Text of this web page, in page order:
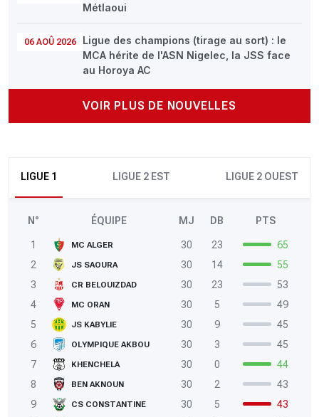
Métlaoui
06 AOÛ 2026
Ligue des champions (tirage au sort) : le
MCA hérite de l'ASN Nigelec, la JSS face
au Horoya AC
VOIR PLUS DE NOUVELLES
LIGUE 1 LIGUE 2 EST LIGUE 2 OUEST
N° ÉQUIPE MJ DB PTS
1 MC ALGER 30 23
65
2
JS SAOURA 30 14
55
3
CR BELOUIZDAD 30 23
53
4
MC ORAN 30 5
49
5
JS KABYLIE 30 9
45
6
OLYMPIQUE AKBOU 30 3
45
7
KHENCHELA 30 0
44
8
BEN AKNOUN 30 2
43
9
CS CONSTANTINE 30 5
43